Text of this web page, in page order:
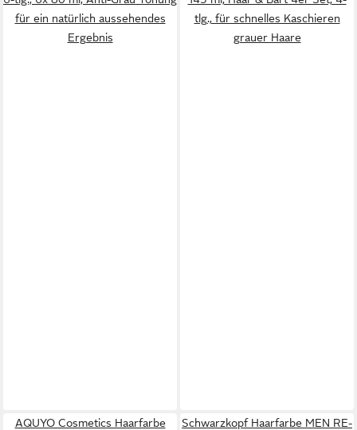
für ein natürlich aussehendes
Ergebnis
tlg., für schnelles Kaschieren
grauer Haare
AQUYO Cosmetics Haarfarbe
Schwarzkopf Haarfarbe MEN RE-